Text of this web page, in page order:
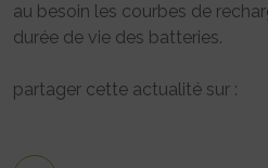
au besoin les courbes de
durée de vie des batteries.
partager cette actualité sur :